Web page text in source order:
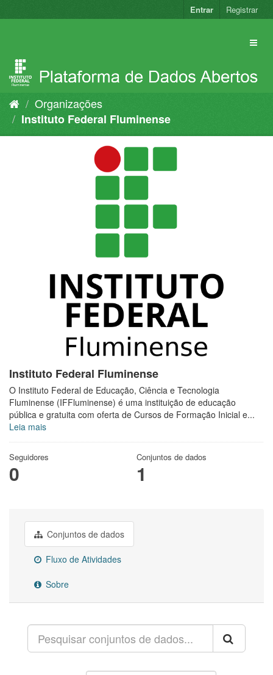
para
Entrar Registrar
Organizações
Instituto Federal Fluminense
Instituto Federal Fluminense
O Instituto Federal de Educação, Ciência e Tecnologia
Fluminense (IFFluminense) é uma instituição de educação
pública e gratuita com oferta de Cursos de Formação Inicial e...
Leia mais
Seguidores
0
Conjuntos de dados
1
Conjuntos de dados
Fluxo de Atividades
Sobre